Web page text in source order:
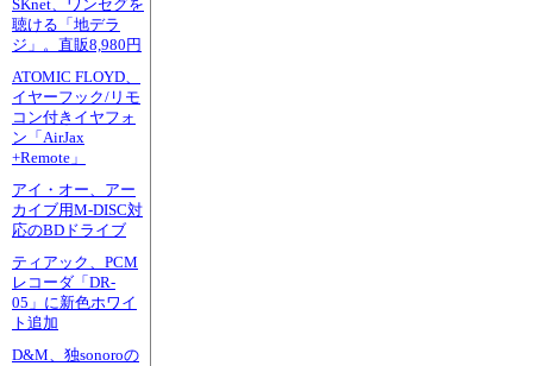
SKnet、ワンセグを
聴ける「地デラ
ジ」。直販8,980円
ATOMIC FLOYD、
イヤーフック/リモ
コン付きイヤフォ
ン「AirJax
+Remote」
アイ・オー、アー
カイブ用M-DISC対
応のBDドライブ
ティアック、PCM
レコーダ「DR-
05」に新色ホワイ
ト追加
D&M、独sonoroの